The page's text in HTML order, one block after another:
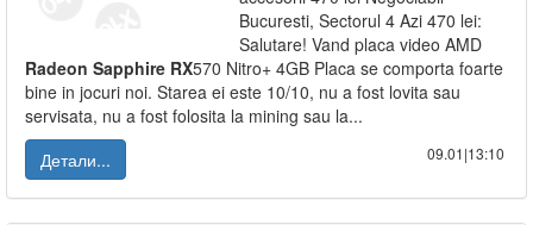
Bucuresti, Sectorul 4 Azi 470 lei:
Salutare! Vand placa video AMD
Radeon Sapphire RX570 Nitro+ 4GB Placa se comporta foarte
bine in jocuri noi. Starea ei este 10/10, nu a fost lovita sau
servisata, nu a fost folosita la mining sau la...
Детали...
09.01|13:10